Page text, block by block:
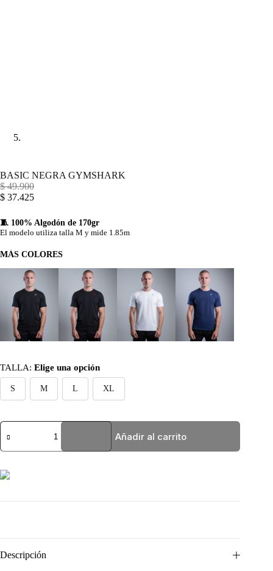
BASIC NEGRA GYMSHARK
$49.900
$ 37.425
🧵 100% Algodón de 170gr
El modelo utiliza talla M y mide 1.85m
MÁS COLORES
TALLA: Elige una opción
S M L XL
BASIC
NEGRA
Añadir al carrito
Descripción